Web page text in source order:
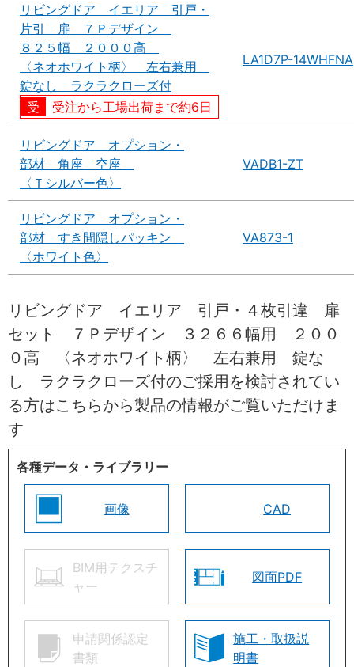
リビングドア イエリア 引戸・
片引 扉 ７Ｐデザイン
８２５幅 ２０００高
〈ネオホワイト柄〉 左右兼用
錠なし ラクラクローズ付
受注から工場出荷まで約6日
LA1D7P-14WHFNA
リビングドア オプション・
部材 角座 空座
〈Ｔシルバー色〉
VADB1-ZT
リビングドア オプション・
部材 すき間隠しパッキン
〈ホワイト色〉
VA873-1
リビングドア イエリア 引戸・４枚引違 扉
セット ７Ｐデザイン ３２６６幅用 ２００
０高 〈ネオホワイト柄〉 左右兼用 錠な
し ラクラクローズ付のご採用を検討されてい
る方はこちらから製品の情報がご覧いただけま
す
各種データ・ライブラリー
画像 CAD
BIM用テクスチ
ャー
図面PDF
申請関係認定
書類
施工・取扱説
明書